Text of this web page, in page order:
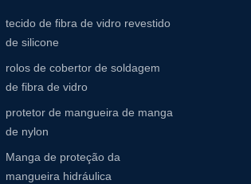
tecido de fibra de vidro revestido
de silicone
rolos de cobertor de soldagem
de fibra de vidro
protetor de mangueira de manga
de nylon
Manga de proteção da
mangueira hidráulica